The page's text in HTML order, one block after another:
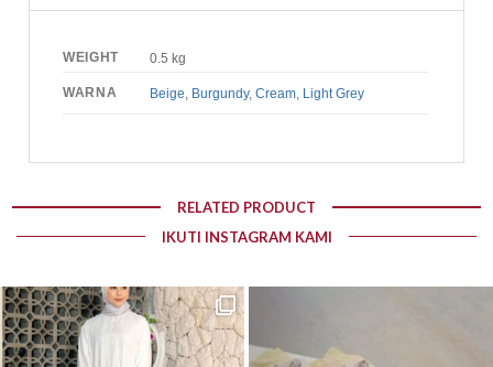
WEIGHT 0.5 kg
WARNA Beige Burgundy,Cream Light Grey
RELATED PRODUCT
IKUTI INSTAGRAM KAMI